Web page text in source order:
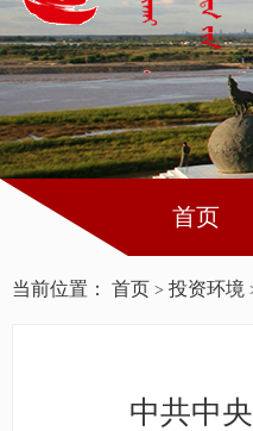
首页
当前位置： 首页 > 投资环境
中共中